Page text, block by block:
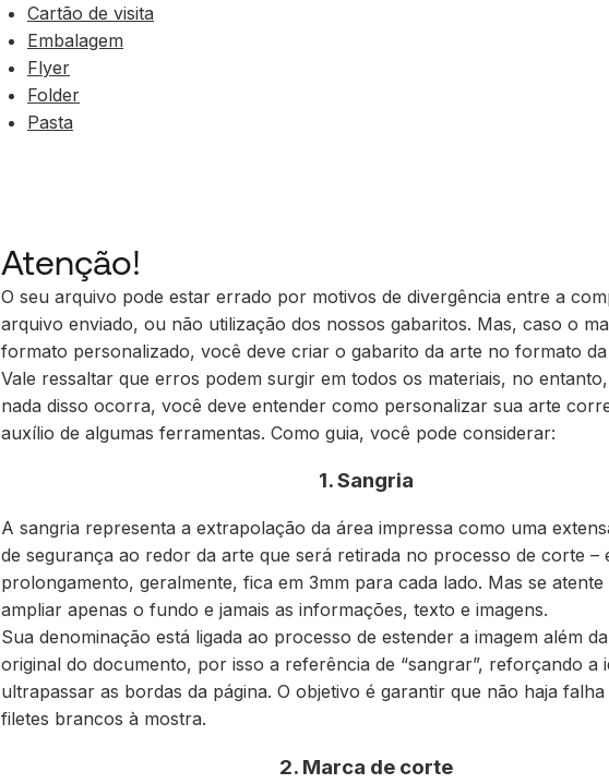
Cartão de visita
Embalagem
Flyer
Folder
Pasta
Atenção!
O seu arquivo pode estar errado por motivos de divergência entre a
arquivo enviado, ou não utilização dos nossos gabaritos. Mas, caso o
formato personalizado, você deve criar o gabarito da arte no formato
Vale ressaltar que erros podem surgir em todos os materiais, no
nada disso ocorra, você deve entender como personalizar sua arte
auxílio de algumas ferramentas. Como guia, você pode considerar:
1. Sangria
A sangria representa a extrapolação da área impressa como uma
de segurança ao redor da arte que será retirada no processo de corte –
prolongamento, geralmente, fica em 3mm para cada lado. Mas se atente
ampliar apenas o fundo e jamais as informações, texto e imagens.
Sua denominação está ligada ao processo de estender a imagem além
original do documento, por isso a referência de “sangrar”, reforçando a
ultrapassar as bordas da página. O objetivo é garantir que não haja falha
filetes brancos à mostra.
2. Marca de corte